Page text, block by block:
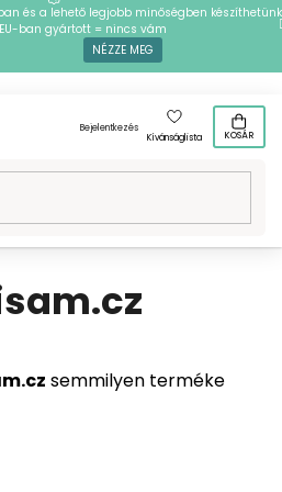
és a lehető legjobb minőségben készíthetünk
EU-ban gyártott = nincs vám
NÉZZE MEG
Bejelentkezés
Kívánságlista
KOSÁR
semmilyen terméke